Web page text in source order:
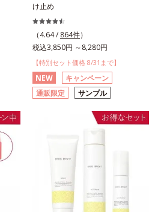
け止め
（4.64 / 864件）
税込3,850円 ～8,280円
【特別セット価格 8/31まで】
NEW
キャンペーン
通販限定
サンプル